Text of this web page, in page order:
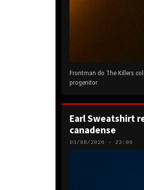
Frontman do The Killers
progenitor
Earl Sweatshirt
canadense
03/08/2026 · 23:00